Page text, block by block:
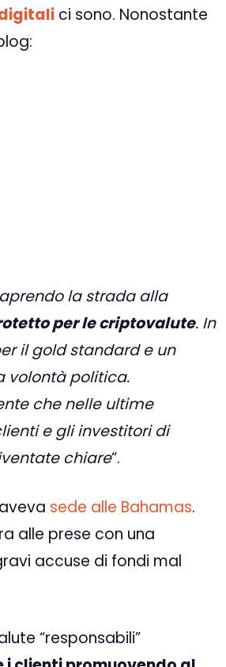
ci sono. Nonostante
la strada alla
per le criptovalute. In
il gold standard e un
volontà politica.
che nelle ultime
e gli investitori di
chiare“.
sede alle Bahamas.
alle prese con una
accuse di fondi mal
“responsabili”